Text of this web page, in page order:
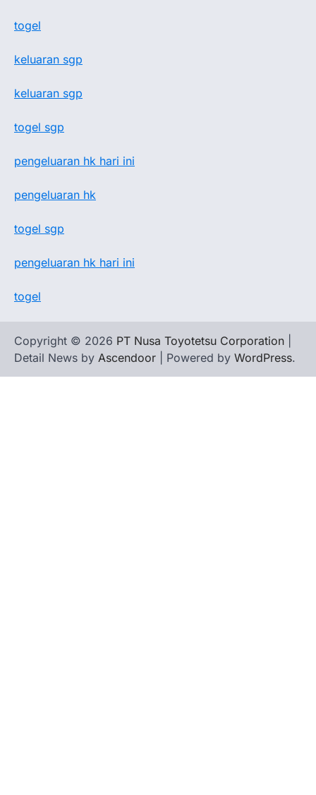
togel
keluaran sgp
keluaran sgp
togel sgp
pengeluaran hk hari ini
pengeluaran hk
togel sgp
pengeluaran hk hari ini
togel
Copyright © 2026 PT Nusa Toyotetsu Corporation
Detail News by Ascendoor | Powered by WordPress.